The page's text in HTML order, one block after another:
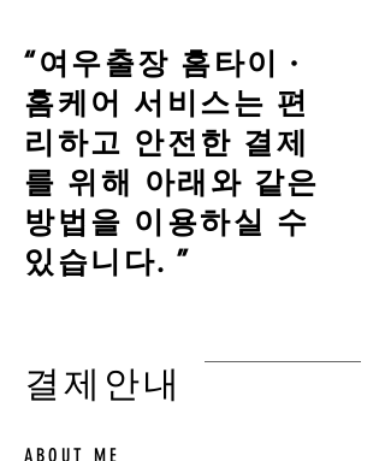
“여우출장 홈타이 ·
홈케어 서비스는 편
리하고 안전한 결제
를 위해 아래와 같은
방법을 이용하실 수
있습니다. ”
결제안내
ABOUT ME